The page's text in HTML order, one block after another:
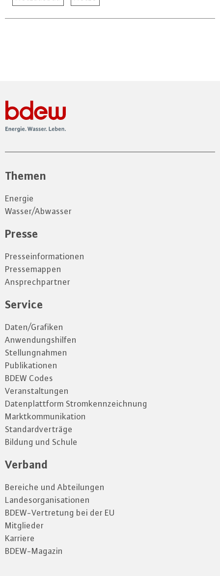
Themen
Energie
Wasser/Abwasser
Presse
Presseinformationen
Pressemappen
Ansprechpartner
Service
Daten/Grafiken
Anwendungshilfen
Stellungnahmen
Publikationen
BDEW Codes
Veranstaltungen
Datenplattform Stromkennzeichnung
Marktkommunikation
Standardverträge
Bildung und Schule
Verband
Bereiche und Abteilungen
Landesorganisationen
BDEW-Vertretung bei der EU
Mitglieder
Karriere
BDEW-Magazin